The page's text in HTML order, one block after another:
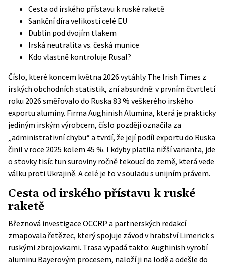
Cesta od irského přístavu k ruské raketě
Sankční díra velikosti celé EU
Dublin pod dvojím tlakem
Irská neutralita vs. česká munice
Kdo vlastně kontroluje Rusal?
Číslo, které koncem května 2026 vytáhlyThe Irish Times z
irských obchodních statistik, zní absurdně: v prvním čtvrtletí
roku 2026 směřovalo do Ruska 83 % veškerého irského
exportu aluminy. Firma Aughinish Alumina, která je prakticky
jediným irským výrobcem, číslo později označila za
„administrativní chybu“ a tvrdí, že její podíl exportu do Ruska
činil v roce 2025 kolem 45 %. I kdyby platila nižší varianta, jde
o stovky tisíc tun suroviny ročně tekoucí do země, která vede
válku proti Ukrajině. A celé je to v souladu s unijním právem.
Cesta od irského přístavu k ruské
raketě
Březnová investigace OCCRP a partnerských redakcí
zmapovala řetězec, který spojuje závod v hrabství Limerick s
ruskými zbrojovkami. Trasa vypadá takto: Aughinish vyrobí
aluminu Bayerovým procesem, naloží ji na lodě a odešle do